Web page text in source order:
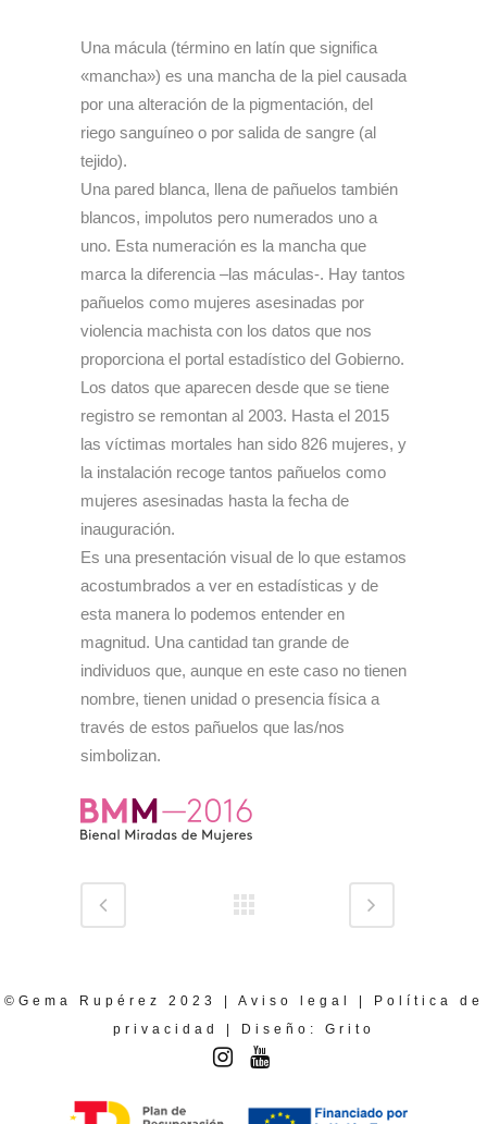
Una mácula (término en latín que significa
«mancha») es una mancha de la piel causada
por una alteración de la pigmentación, del
riego sanguíneo o por salida de sangre (al
tejido).
Una pared blanca, llena de pañuelos también
blancos, impolutos pero numerados uno a
uno. Esta numeración es la mancha que
marca la diferencia –las máculas-. Hay tantos
pañuelos como mujeres asesinadas por
violencia machista con los datos que nos
proporciona el portal estadístico del Gobierno.
Los datos que aparecen desde que se tiene
registro se remontan al 2003. Hasta el 2015
las víctimas mortales han sido 826 mujeres, y
la instalación recoge tantos pañuelos como
mujeres asesinadas hasta la fecha de
inauguración.
Es una presentación visual de lo que estamos
acostumbrados a ver en estadísticas y de
esta manera lo podemos entender en
magnitud. Una cantidad tan grande de
individuos que, aunque en este caso no tienen
nombre, tienen unidad o presencia física a
través de estos pañuelos que las/nos
simbolizan.
©Gema Rupérez 2023 | Aviso legal |
Política de
privacidad
| Diseño: Grito